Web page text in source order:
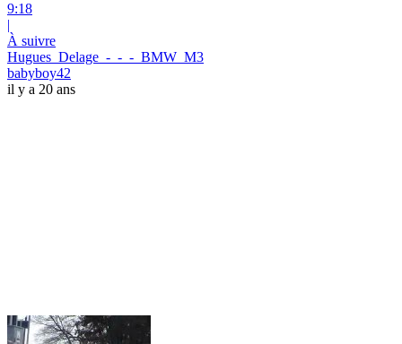
9:18
|
À suivre
Hugues_Delage_-_-_-_BMW_M3
babyboy42
il y a 20 ans